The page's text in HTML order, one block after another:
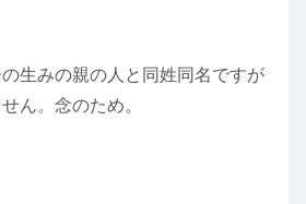
生みの親の人と同姓同名ですが
ん。念のため。